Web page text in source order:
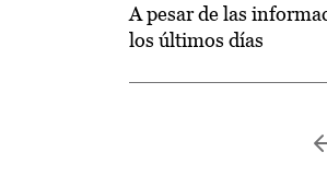
A pesar de las
los últimos días